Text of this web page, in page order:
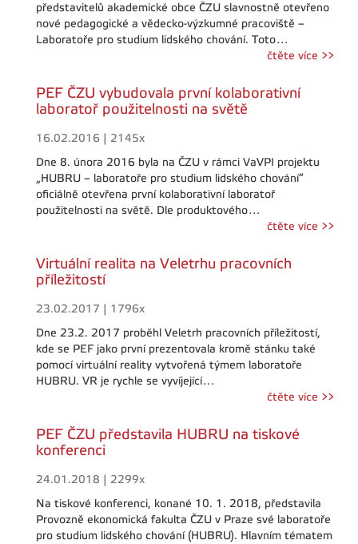
představitelů akademické obce ČZU slavnostně otevřeno
nové pedagogické a vědecko-výzkumné pracoviště –
Laboratoře pro studium lidského chování. Toto…
čtěte více >>
PEF ČZU vybudovala první kolaborativní
laboratoř použitelnosti na světě
16.02.2016 | 2145x
Dne 8. února 2016 byla na ČZU v rámci VaVPI projektu
„HUBRU – laboratoře pro studium lidského chování“
oficiálně otevřena první kolaborativní laboratoř
použitelnosti na světě. Dle produktového…
čtěte více >>
Virtuální realita na Veletrhu pracovních
příležitostí
23.02.2017 | 1796x
Dne 23.2. 2017 proběhl Veletrh pracovních příležitostí,
kde se PEF jako první prezentovala kromě stánku také
pomocí virtuální reality vytvořená týmem laboratoře
HUBRU. VR je rychle se vyvíjející…
čtěte více >>
PEF ČZU představila HUBRU na tiskové
konferenci
24.01.2018 | 2299x
Na tiskové konferenci, konané 10. 1. 2018, představila
Provozně ekonomická fakulta ČZU v Praze své laboratoře
pro studium lidského chování (HUBRU). Hlavním tématem